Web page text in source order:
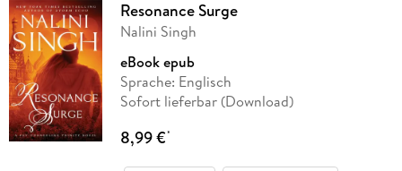
Resonance Surge
Nalini Singh
eBook epub
Sprache: Englisch
Sofort lieferbar (Download)
8,99 €*